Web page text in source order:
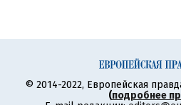
© 2014-2022, Европейская
(подробнее